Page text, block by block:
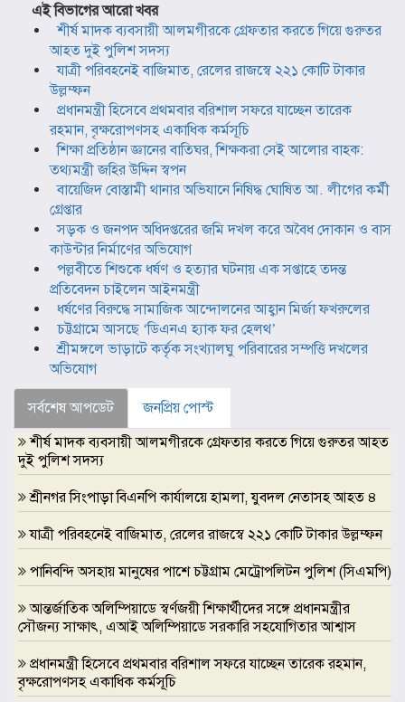
এই বিভাগের আরো খবর
শীর্ষ মাদক ব্যবসায়ী আলমগীরকে গ্রেফতার করতে গিয়ে গুরুতর
আহত দুই পুলিশ সদস্য
যাত্রী পরিবহনেই বাজিমাত, রেলের রাজস্বে ২২১ কোটি টাকার
উল্লম্ফন
প্রধানমন্ত্রী হিসেবে প্রথমবার বরিশাল সফরে যাচ্ছেন তারেক
রহমান, বৃক্ষরোপণসহ একাধিক কর্মসূচি
শিক্ষা প্রতিষ্ঠান জ্ঞানের বাতিঘর, শিক্ষকরা সেই আলোর বাহক:
তথ্যমন্ত্রী জহির উদ্দিন স্বপন
বায়েজিদ বোস্তামী থানার অভিযানে নিষিদ্ধ ঘোষিত আ. লীগের কর্মী
গ্রেপ্তার
সড়ক ও জনপদ অধিদপ্তরের জমি দখল করে অবৈধ দোকান ও বাস
কাউন্টার নির্মাণের অভিযোগ
পল্লবীতে শিশুকে ধর্ষণ ও হত্যার ঘটনায় এক সপ্তাহে তদন্ত
প্রতিবেদন চাইলেন আইনমন্ত্রী
ধর্ষণের বিরুদ্ধে সামাজিক আন্দোলনের আহ্বান মির্জা ফখরুলের
চট্টগ্রামে আসছে ‘ডিএনএ হ্যাক ফর হেলথ’
শ্রীমঙ্গলে ভাড়াটে কর্তৃক সংখ্যালঘু পরিবারের সম্পত্তি দখলের
অভিযোগ
সর্বশেষ আপডেট
জনপ্রিয় পোস্ট
শীর্ষ মাদক ব্যবসায়ী আলমগীরকে গ্রেফতার করতে গিয়ে গুরুতর আহত
দুই পুলিশ সদস্য
শ্রীনগর সিংপাড়া বিএনপি কার্যালয়ে হামলা, যুবদল নেতাসহ আহত ৪
যাত্রী পরিবহনেই বাজিমাত, রেলের রাজস্বে ২২১ কোটি টাকার উল্লম্ফন
পানিবন্দি অসহায় মানুষের পাশে চট্টগ্রাম মেট্রোপলিটন পুলিশ (সিএমপি)
আন্তর্জাতিক অলিম্পিয়াডে স্বর্ণজয়ী শিক্ষার্থীদের সঙ্গে প্রধানমন্ত্রীর
সৌজন্য সাক্ষাৎ, এআই অলিম্পিয়াডে সরকারি সহযোগিতার আশ্বাস
প্রধানমন্ত্রী হিসেবে প্রথমবার বরিশাল সফরে যাচ্ছেন তারেক রহমান,
বৃক্ষরোপণসহ একাধিক কর্মসূচি